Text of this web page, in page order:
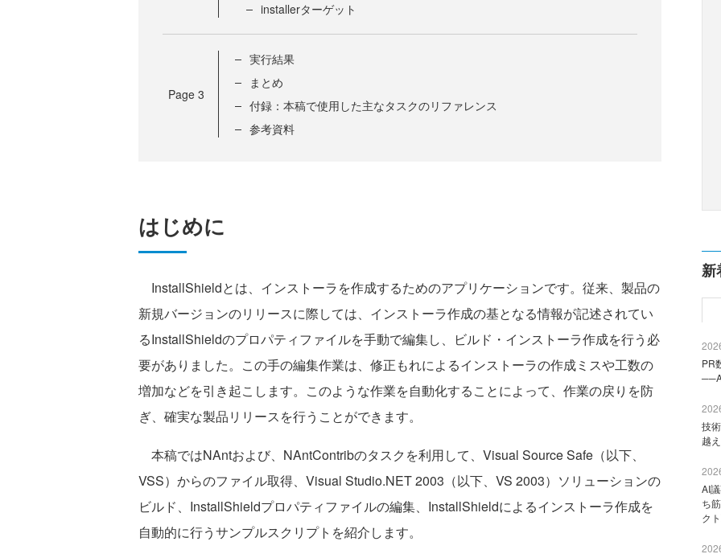
installerターゲット
Page 3
実行結果
まとめ
付録：本稿で使用した主なタスクのリファレンス
参考資料
はじめに
InstallShieldとは、インストーラを作成するためのアプリケーションです。従来、製品の
新規バージョンのリリースに際しては、インストーラ作成の基となる情報が記述されてい
るInstallShieldのプロパティファイルを手動で編集し、ビルド・インストーラ作成を行う必
要がありました。この手の編集作業は、修正もれによるインストーラの作成ミスや工数の
増加などを引き起こします。このような作業を自動化することによって、作業の戻りを防
ぎ、確実な製品リリースを行うことができます。
本稿ではNAntおよび、NAntContribのタスクを利用して、Visual Source Safe（以下、
VSS）からのファイル取得、Visual Studio.NET 2003（以下、VS 2003）ソリューションの
ビルド、InstallShieldプロパティファイルの編集、InstallShieldによるインストーラ作成を
自動的に行うサンプルスクリプトを紹介します。
新
PR
技
越
AI
ち
ク